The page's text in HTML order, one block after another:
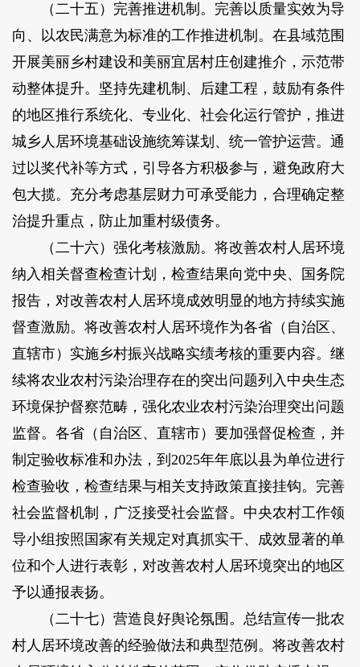
（二十五）完善推进机制。完善以质量实效为导
向、以农民满意为标准的工作推进机制。在县域范围
开展美丽乡村建设和美丽宜居村庄创建推介，示范带
动整体提升。坚持先建机制、后建工程，鼓励有条件
的地区推行系统化、专业化、社会化运行管护，推进
城乡人居环境基础设施统筹谋划、统一管护运营。通
过以奖代补等方式，引导各方积极参与，避免政府大
包大揽。充分考虑基层财力可承受能力，合理确定整
治提升重点，防止加重村级债务。
（二十六）强化考核激励。将改善农村人居环境
纳入相关督查检查计划，检查结果向党中央、国务院
报告，对改善农村人居环境成效明显的地方持续实施
督查激励。将改善农村人居环境作为各省（自治区、
直辖市）实施乡村振兴战略实绩考核的重要内容。继
续将农业农村污染治理存在的突出问题列入中央生态
环境保护督察范畴，强化农业农村污染治理突出问题
监督。各省（自治区、直辖市）要加强督促检查，并
制定验收标准和办法，到2025年年底以县为单位进行
检查验收，检查结果与相关支持政策直接挂钩。完善
社会监督机制，广泛接受社会监督。中央农村工作领
导小组按照国家有关规定对真抓实干、成效显著的单
位和个人进行表彰，对改善农村人居环境突出的地区
予以通报表扬。
（二十七）营造良好舆论氛围。总结宣传一批农
村人居环境改善的经验做法和典型范例。将改善农村